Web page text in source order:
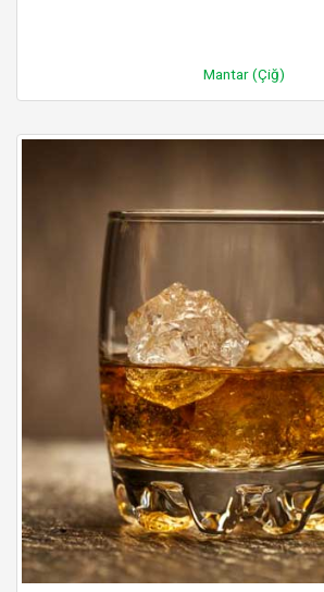
Mantar (Çiğ)